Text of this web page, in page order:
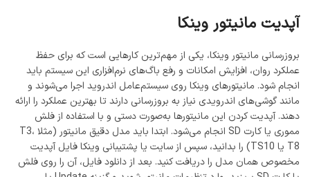
آپدیت مانیتور وینکا
بروزرسانی مانیتور وینکا، یکی از مهم‌ترین کارهایی است که برای حفظ
عملکرد روان، افزایش امکانات و رفع باگ‌های نرم‌افزاری این سیستم باید
انجام شود. مانیتورهای وینکا روی سیستم‌عامل اندروید اجرا می‌شوند و
مانند گوشی‌های اندرویدی نیاز به بروزرسانی دارند تا بهترین عملکرد را ارائه
دهند. آپدیت کردن این مانیتورها به‌صورت دستی و با استفاده از فلش
مموری یا کارت SD انجام می‌شود. ابتدا باید مدل دقیق مانیتور (مثلا T3،
T8 یا TS10) را بدانید، سپس از سایت یا پشتیبانی وینکا فایل آپدیت
مخصوص همان مدل را دریافت کنید. بعد از دانلود فایل، آن را روی فلش